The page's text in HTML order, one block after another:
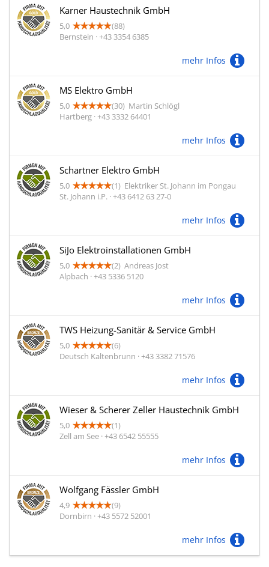
Karner Haustechnik GmbH
5,0
(88)
Bernstein · +43 3354 6385
mehr Infos
MS Elektro GmbH
5,0 (30) Martin Schlögl
Hartberg · +43 3332 64401
mehr Infos
Schartner Elektro GmbH
5,0 (1) Elektriker St. Johann im Pongau
St. Johann i.P. · +43 6412 63 27-0
mehr Infos
SiJo Elektroinstallationen GmbH
5,0 (2) Andreas Jost
Alpbach · +43 5336 5120
mehr Infos
TWS Heizung-Sanitär & Service GmbH
5,0
(6)
Deutsch Kaltenbrunn · +43 3382 71576
mehr Infos
Wieser & Scherer Zeller Haustechnik GmbH
5,0
(1)
Zell am See · +43 6542 55555
mehr Infos
Wolfgang Fässler GmbH
4,9
(9)
Dornbirn · +43 5572 52001
mehr Infos